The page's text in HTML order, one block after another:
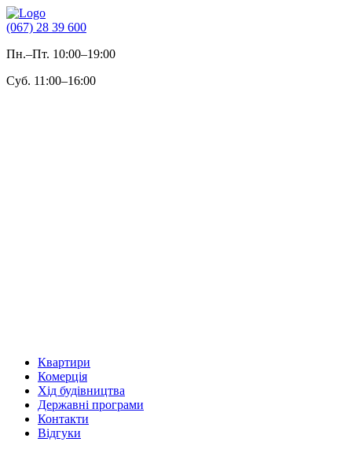
(067) 28 39 600
Пн.–Пт. 10:00–19:00
Суб. 11:00–16:00
Квартири
Комерція
Хід будівництва
Державні програми
Контакти
Відгуки